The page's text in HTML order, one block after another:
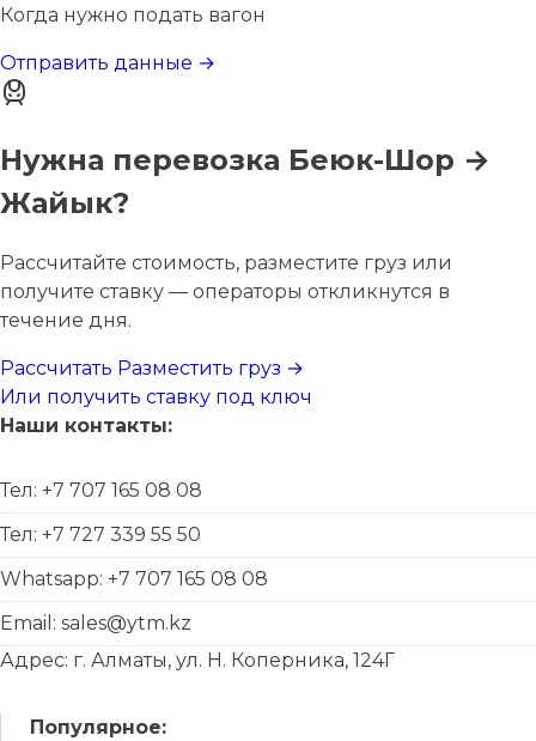
Когда нужно подать вагон
Отправить данные →
Нужна перевозка Беюк-Шор →
Жайык?
Рассчитайте стоимость, разместите груз или
получите ставку — операторы откликнутся в
течение дня.
Рассчитать Разместить груз →
Или получить ставку под ключ
Наши контакты:
Тел: +7 707 165 08 08
Тел: +7 727 339 55 50
Whatsapp: +7 707 165 08 08
Email: sales@ytm.kz
Адрес: г. Алматы, ул. Н. Коперника, 124Г
Популярное: